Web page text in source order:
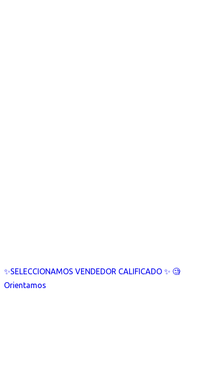
✨SELECCIONAMOS VENDEDOR CALIFICADO ✨ 🧐
Orientamos